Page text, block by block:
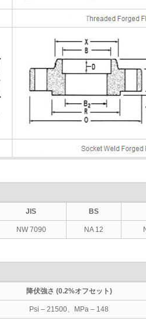
JIS BS
NW 7090 NA 12
降伏強さ (0.2%オフセット)
Psi – 21500、MPa – 148